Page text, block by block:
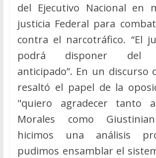
del Ejecutivo Nacional en
justicia Federal para
contra el narcotráfico. “El
podrá disponer del
anticipado”. En un discurso
resaltó el papel de la
"quiero agradecer tanto
Morales como
hicimos una análisis
pudimos ensamblar el